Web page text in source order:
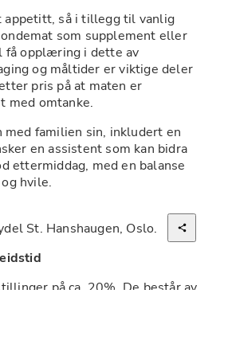
appetitt, så i tillegg til vanlig
som supplement eller
få opplæring i dette av
og måltider er viktige deler
pris på at maten er
med omtanke.
med familien sin, inkludert en
en assistent som kan bidra
ettermiddag, med en balanse
hvile.
St. Hanshaugen, Oslo.
på ca. 20%. De består av